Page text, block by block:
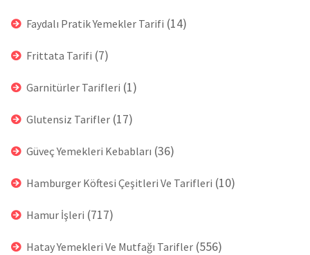
Faydalı Pratik Yemekler Tarifi (14)
Frittata Tarifi (7)
Garnitürler Tarifleri (1)
Glutensiz Tarifler (17)
Güveç Yemekleri Kebabları (36)
Hamburger Köftesi Çeşitleri Ve Tarifleri (10)
Hamur İşleri (717)
Hatay Yemekleri Ve Mutfağı Tarifler (556)